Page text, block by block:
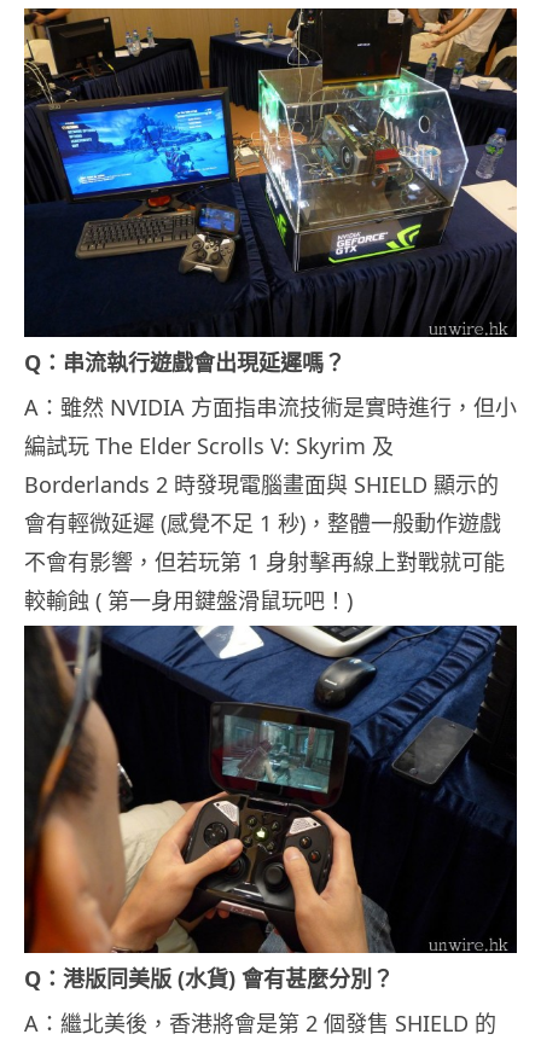
Q：串流執行遊戲會出現延遲嗎？
A：雖然 NVIDIA 方面指串流技術是實時進行，但小
編試玩 The Elder Scrolls V: Skyrim 及
Borderlands 2 時發現電腦畫面與 SHIELD 顯示的
會有輕微延遲 (感覺不足 1 秒)，整體一般動作遊戲
不會有影響，但若玩第 1 身射擊再線上對戰就可能
較輸蝕 ( 第一身用鍵盤滑鼠玩吧！)
Q：港版同美版 (水貨) 會有甚麼分別？
A：繼北美後，香港將會是第 2 個發售 SHIELD 的